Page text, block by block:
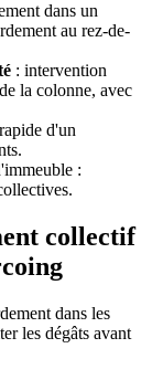
dans un
au rez-de-
: intervention
la colonne, avec
d'un
:
collectif
dans les
les dégâts avant